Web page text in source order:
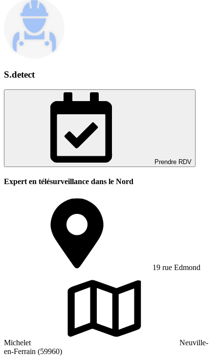
S.detect
Prendre RDV
Expert en télésurveillance dans le Nord
19 rue Edmond
Michelet
Neuville-
en-Ferrain (59960)